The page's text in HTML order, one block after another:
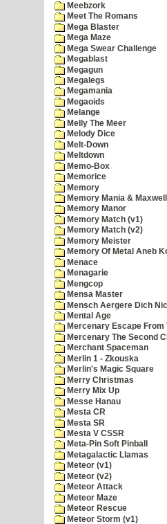
Meebzork
Meet The Romans
Mega Blaster
Mega Maze
Mega Swear Challenge
Megablast
Megagun
Megalegs
Megamania
Megaoids
Melange
Melly The Meer
Melody Dice
Melt-Down
Meltdown
Memo-Box
Memorice
Memory
Memory Mania &
Memory Manor
Memory Match (v1)
Memory Match (v2)
Memory Meister
Memory Of Metal Aneb
Menace
Menagarie
Mengcop
Mensa Master
Mensch Aergere Dich
Mental Age
Mercenary Escape From
Mercenary The Second
Merchant Spaceman
Merlin 1 - Zkouska
Merlin's Magic Square
Merry Christmas
Merry Mix Up
Messe Hanau
Mesta CR
Mesta SR
Mesta V CSSR
Meta-Pin Soft Pinball
Metagalactic Llamas
Meteor (v1)
Meteor (v2)
Meteor Attack
Meteor Maze
Meteor Rescue
Meteor Storm (v1)